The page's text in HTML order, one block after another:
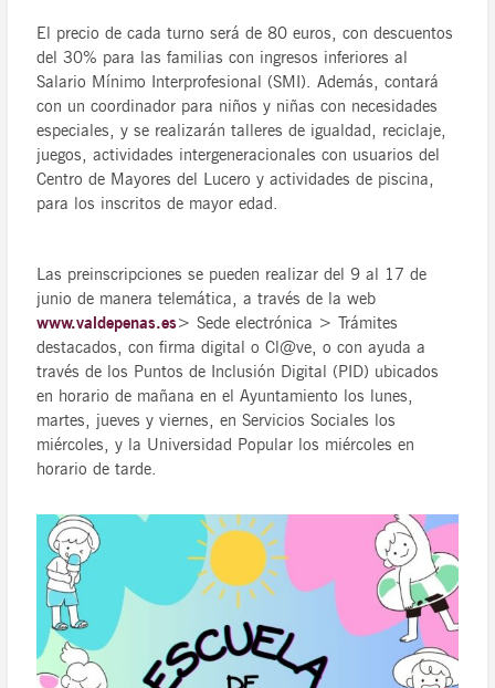
El precio de cada turno será de 80 euros, con descuentos
del 30% para las familias con ingresos inferiores al
Salario Mínimo Interprofesional (SMI). Además, contará
con un coordinador para niños y niñas con necesidades
especiales, y se realizarán talleres de igualdad, reciclaje,
juegos, actividades intergeneracionales con usuarios del
Centro de Mayores del Lucero y actividades de piscina,
para los inscritos de mayor edad.
Las preinscripciones se pueden realizar del 9 al 17 de
junio de manera telemática, a través de la web
www.valdepenas.es> Sede electrónica > Trámites
destacados, con firma digital o Cl@ve, o con ayuda a
través de los Puntos de Inclusión Digital (PID) ubicados
en horario de mañana en el Ayuntamiento los lunes,
martes, jueves y viernes, en Servicios Sociales los
miércoles, y la Universidad Popular los miércoles en
horario de tarde.